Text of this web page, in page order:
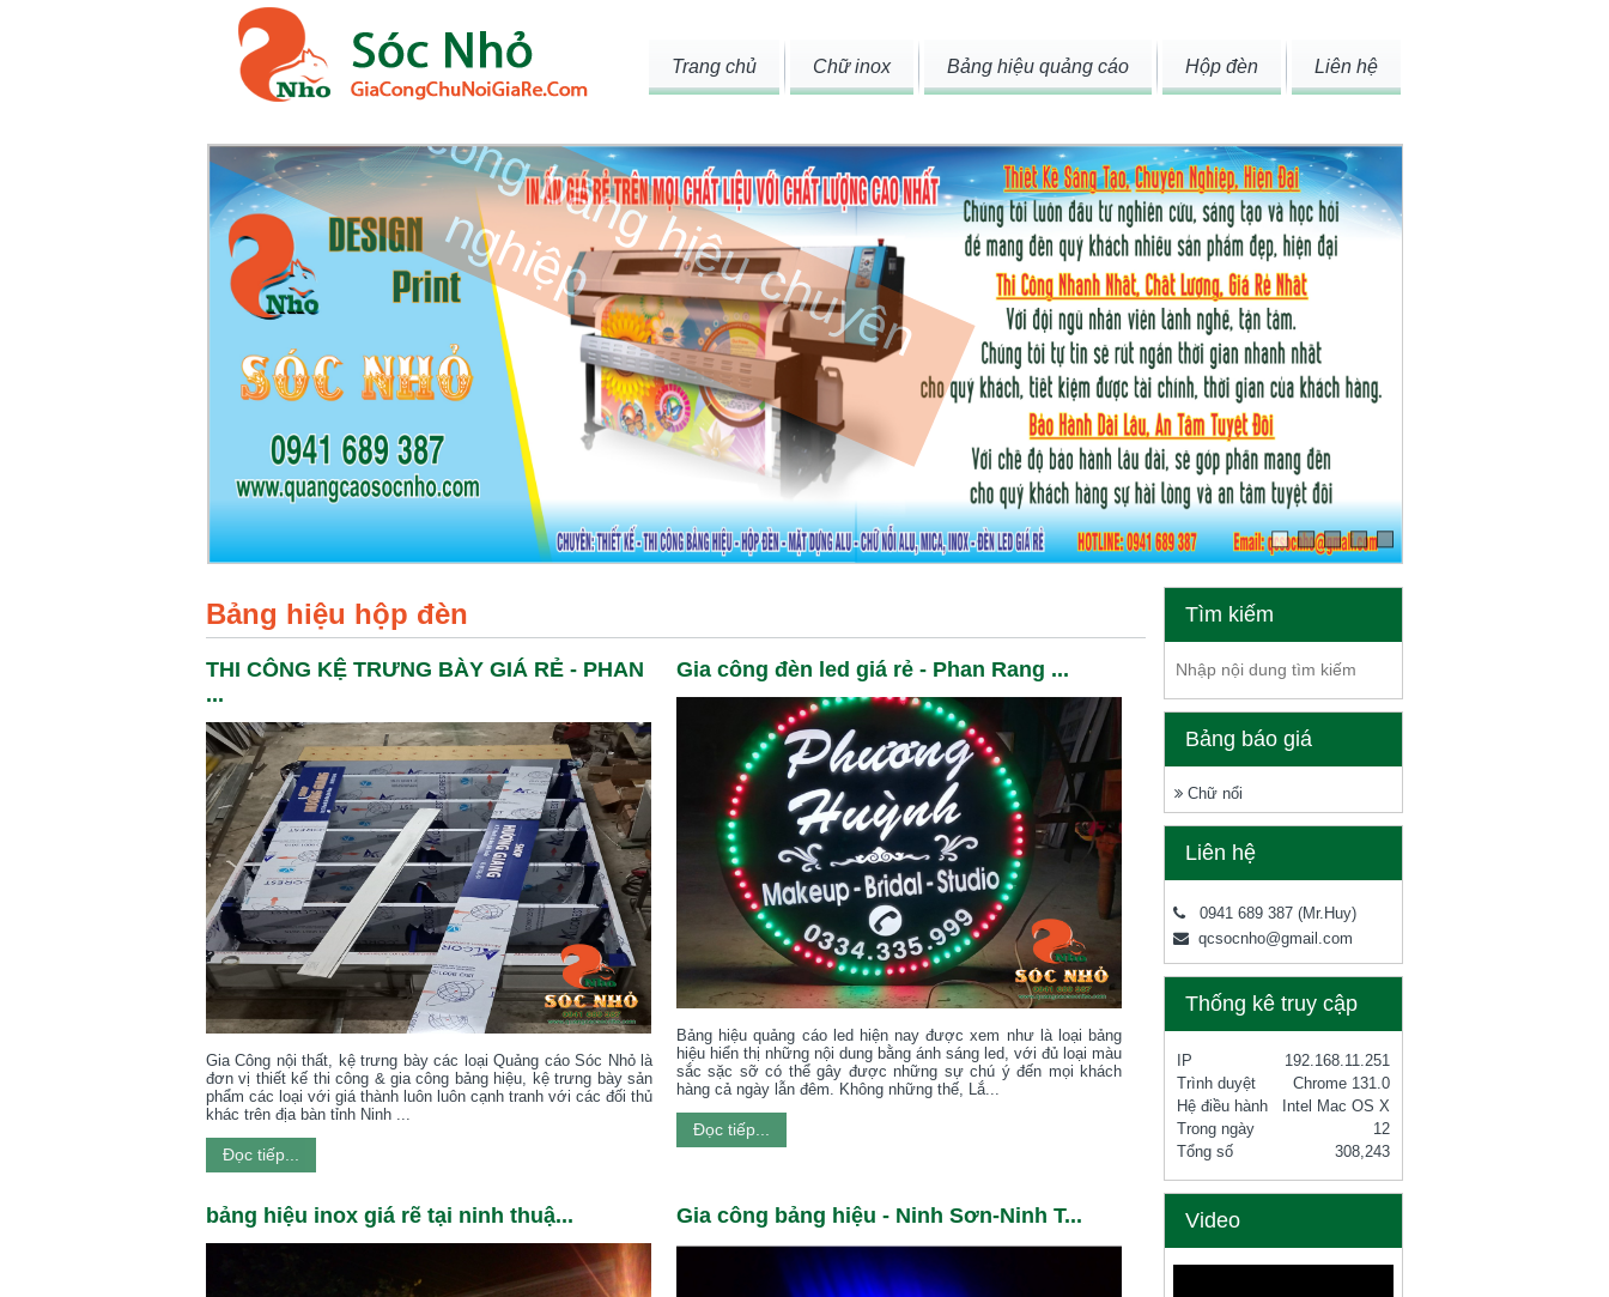
Trang chủ Chữ inox Bảng hiệu quảng cáo Hộp đèn Liên hệ
Bảng hiệu hộp đèn
THI CÔNG KỆ TRƯNG BÀY GIÁ RẺ - PHAN
...
Gia Công nội thất, kệ trưng bày các loại Quảng cáo Sóc Nhỏ là
đơn vị thiết kế thi công & gia công bảng hiệu, kệ trưng bày sản
phẩm các loại với giá thành luôn luôn cạnh tranh với các đối thủ
khác trên địa bàn tỉnh Ninh ...
Đọc tiếp...
Gia công đèn led giá rẻ - Phan Rang ...
Bảng hiệu quảng cáo led hiện nay được xem như là loại bảng
hiệu hiển thị những nội dung bằng ánh sáng led, với đủ loại màu
sắc sặc sỡ có thể gây được những sự chú ý đến mọi khách
hàng cả ngày lẫn đêm. Không những thế, Lắ...
Đọc tiếp...
bảng hiệu inox giá rẽ tại ninh thuậ... Gia công bảng hiệu - Ninh Sơn-Ninh T...
Tìm kiếm
Bảng báo giá
Chữ nổi
Liên hệ
0941 689 387 (Mr.Huy)
qcsocnho@gmail.com
Thống kê truy cập
IP
192.168.11.251
Trình duyệt
Chrome 131.0
Hệ điều hành
Intel Mac OS X
Trong ngày
12
Tổng số
308,243
Video